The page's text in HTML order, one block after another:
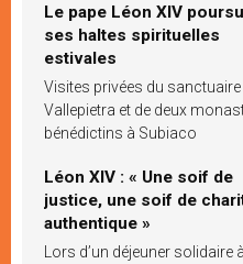
Le pape Léon XIV
ses haltes spirituelles
estivales
Visites privées du sanctuaire
Vallepietra et de deux
bénédictins à Subiaco
Léon XIV : « Une soif de
justice, une soif de
authentique »
Lors d’un déjeuner solidaire à